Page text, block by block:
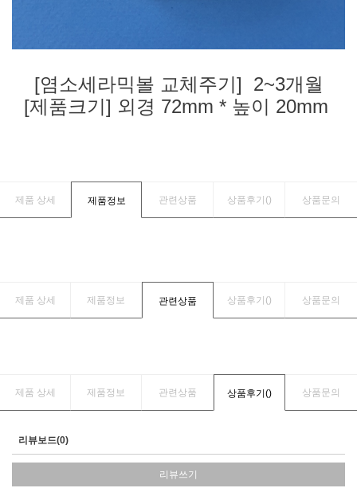
[염소세라믹볼 교체주기] 2~3개월
[제품크기] 외경 72mm * 높이 20mm
제품 상세 제품정보 관련상품 상품후기() 상품문의
제품 상세 제품정보 관련상품 상품후기() 상품문의
제품 상세 제품정보 관련상품 상품후기() 상품문의
리뷰보드(0)
리뷰쓰기